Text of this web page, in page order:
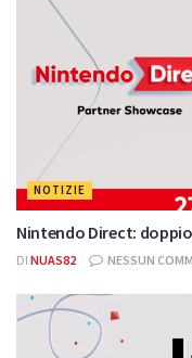
NOTIZIE
Nintendo Direct:
DI NUAS82 NESSUN